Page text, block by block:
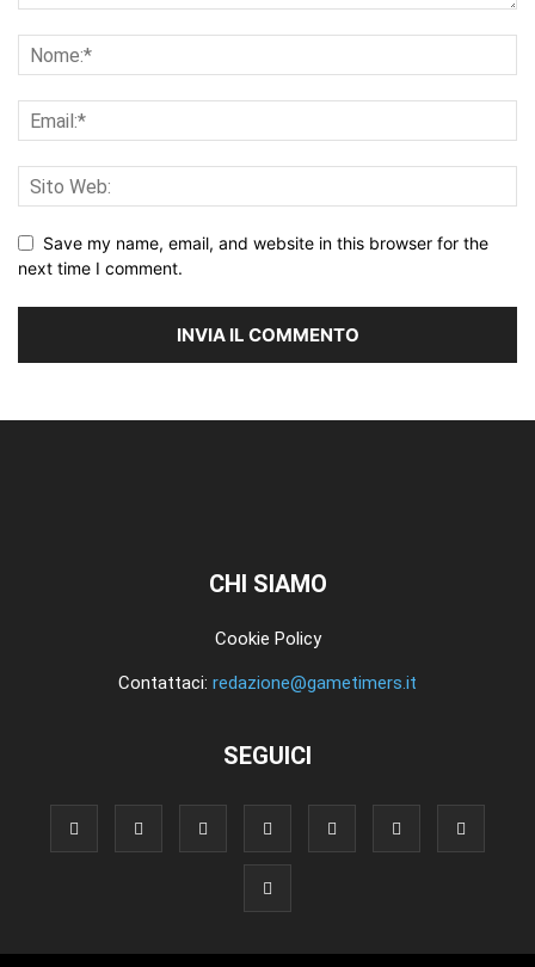
Save my name, email, and website in this browser for the
next time I comment.
CHI SIAMO
Cookie Policy
Contattaci: redazione@gametimers.it
SEGUICI